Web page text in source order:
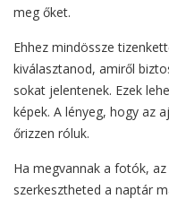
meg őket.
Ehhez mindössze
kiválasztanod, amiről
sokat jelentenek. Ezek
képek. A lényeg, hogy az
őrizzen róluk.
Ha megvannak a fotók, az
szerkesztheted a naptár